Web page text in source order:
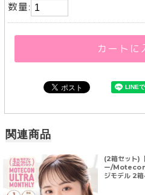
数量:
カートに
関連商品
(2箱セット)
ー/
ジモデル 2